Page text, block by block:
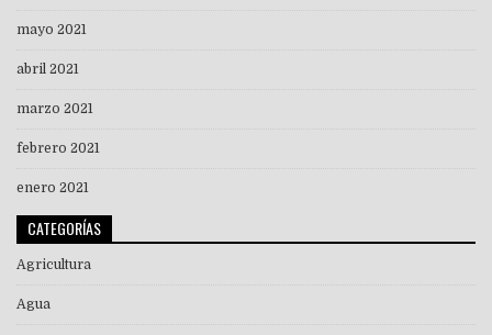
mayo 2021
abril 2021
marzo 2021
febrero 2021
enero 2021
CATEGORÍAS
Agricultura
Agua